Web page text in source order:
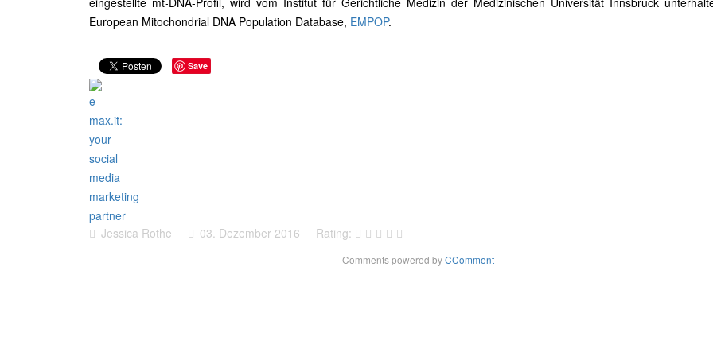
European Mitochondrial DNA Population Database, EMPOP.
Save
Jessica Rothe 03. Dezember 2016 Rating:
Comments powered byCComment